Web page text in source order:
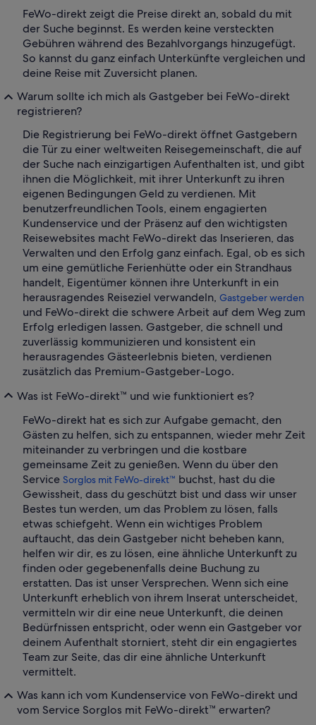
FeWo-direkt zeigt die Preise direkt an, sobald du mit
der Suche beginnst. Es werden keine versteckten
Gebühren während des Bezahlvorgangs hinzugefügt.
So kannst du ganz einfach Unterkünfte vergleichen und
deine Reise mit Zuversicht planen.
Warum sollte ich mich als Gastgeber bei FeWo-direkt
registrieren?
Die Registrierung bei FeWo-direkt öffnet Gastgebern
die Tür zu einer weltweiten Reisegemeinschaft, die auf
der Suche nach einzigartigen Aufenthalten ist, und gibt
ihnen die Möglichkeit, mit ihrer Unterkunft zu ihren
eigenen Bedingungen Geld zu verdienen. Mit
benutzerfreundlichen Tools, einem engagierten
Kundenservice und der Präsenz auf den wichtigsten
Reisewebsites macht FeWo-direkt das Inserieren, das
Verwalten und den Erfolg ganz einfach. Egal, ob es sich
um eine gemütliche Ferienhütte oder ein Strandhaus
handelt, Eigentümer können ihre Unterkunft in ein
herausragendes Reiseziel verwandeln, Gastgeber werden
und FeWo-direkt die schwere Arbeit auf dem Weg zum
Erfolg erledigen lassen. Gastgeber, die schnell und
zuverlässig kommunizieren und konsistent ein
herausragendes Gästeerlebnis bieten, verdienen
zusätzlich das Premium-Gastgeber-Logo.
Was ist FeWo-direkt™ und wie funktioniert es?
FeWo-direkt hat es sich zur Aufgabe gemacht, den
Gästen zu helfen, sich zu entspannen, wieder mehr Zeit
miteinander zu verbringen und die kostbare
gemeinsame Zeit zu genießen. Wenn du über den
Service Sorglos mit FeWo-direkt™ buchst, hast du die
Gewissheit, dass du geschützt bist und dass wir unser
Bestes tun werden, um das Problem zu lösen, falls
etwas schiefgeht. Wenn ein wichtiges Problem
auftaucht, das dein Gastgeber nicht beheben kann,
helfen wir dir, es zu lösen, eine ähnliche Unterkunft zu
finden oder gegebenenfalls deine Buchung zu
erstatten. Das ist unser Versprechen. Wenn sich eine
Unterkunft erheblich von ihrem Inserat unterscheidet,
vermitteln wir dir eine neue Unterkunft, die deinen
Bedürfnissen entspricht, oder wenn ein Gastgeber vor
deinem Aufenthalt storniert, steht dir ein engagiertes
Team zur Seite, das dir eine ähnliche Unterkunft
vermittelt.
Was kann ich vom Kundenservice von FeWo-direkt und
vom Service Sorglos mit FeWo-direkt™ erwarten?